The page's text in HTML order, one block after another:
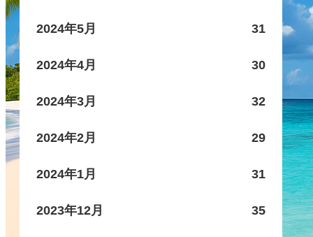
2024年5月 31
2024年4月 30
2024年3月 32
2024年2月 29
2024年1月 31
2023年12月 35